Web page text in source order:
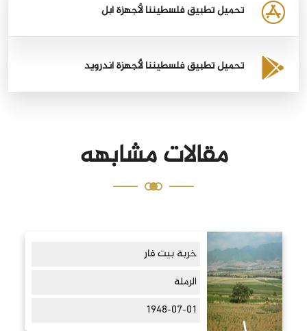
تحميل تطبيق فلسطيننا لأجهزة أبل
تحميل تطبيق فلسطيننا لأجهزة أندرويد
مقالات مشابهه
خربة بيت فار
الرملة
1948-07-01